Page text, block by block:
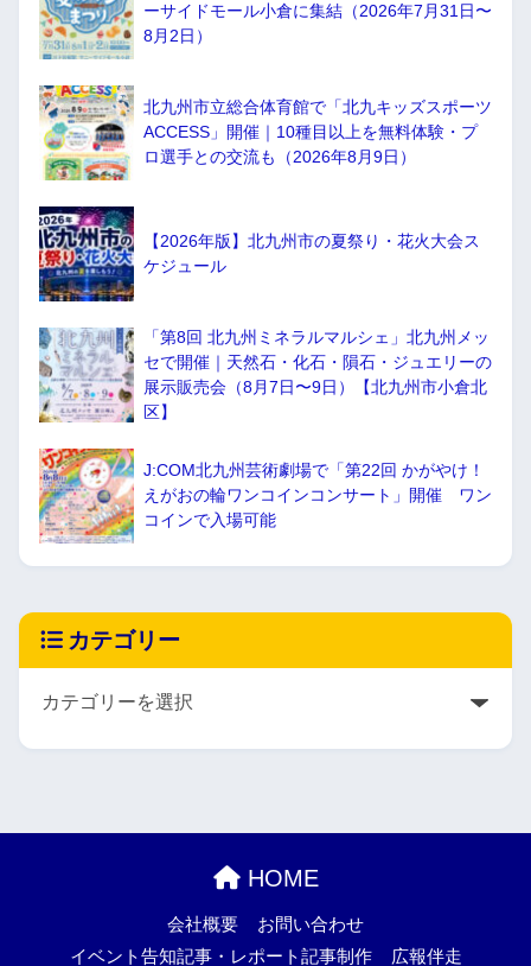
ーサイドモール小倉に集結（2026年7月31日〜
8月2日）
北九州市立総合体育館で「北九キッズスポーツ
ACCESS」開催｜10種目以上を無料体験・プ
ロ選手との交流も（2026年8月9日）
【2026年版】北九州市の夏祭り・花火大会ス
ケジュール
「第8回 北九州ミネラルマルシェ」北九州メッ
セで開催｜天然石・化石・隕石・ジュエリーの
展示販売会（8月7日〜9日）【北九州市小倉北
区】
J:COM北九州芸術劇場で「第22回 かがやけ！
えがおの輪ワンコインコンサート」開催 ワン
コインで入場可能
カテゴリー
HOME
会社概要
お問い合わせ
イベント告知記事・レポート記事制作
広報伴走